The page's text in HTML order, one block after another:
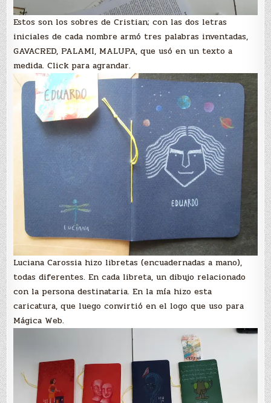
Estos son los sobres de Cristian; con las dos letras
iniciales de cada nombre armó tres palabras inventadas,
GAVACRED, PALAMI, MALUPA, que usó en un texto a
medida. Click para agrandar.
Luciana Carossia hizo libretas (encuadernadas a mano),
todas diferentes. En cada libreta, un dibujo relacionado
con la persona destinataria. En la mía hizo esta
caricatura, que luego convirtió en el logo que uso para
Mágica Web.